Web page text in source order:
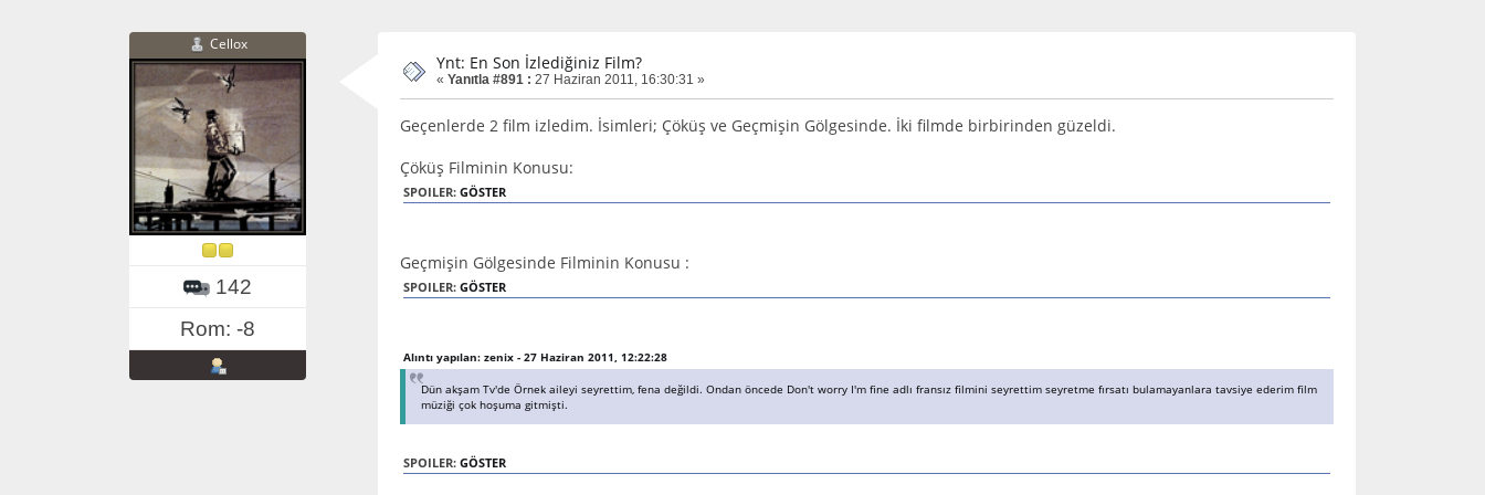
Cellox
142
Rom: -8
Ynt: En Son İzlediğiniz Film?
« Yanıtla #891 : 27 Haziran 2011, 16:30:31 »
Geçenlerde 2 film izledim. İsimleri; Çöküş ve Geçmişin Gölgesinde. İki filmde birbirinden güzeldi.
Çöküş Filminin Konusu:
SPOILER: GÖSTER
Geçmişin Gölgesinde Filminin Konusu :
SPOILER: GÖSTER
Alıntı yapılan: zenix - 27 Haziran 2011, 12:22:28
Dün akşam Tv'de Örnek aileyi seyrettim, fena değildi. Ondan öncede Don't worry I'm fine adlı fransız filmini seyrettim seyretme fırsatı bulamayanlara tavsiye ederim film
müziği çok hoşuma gitmişti.
SPOILER: GÖSTER